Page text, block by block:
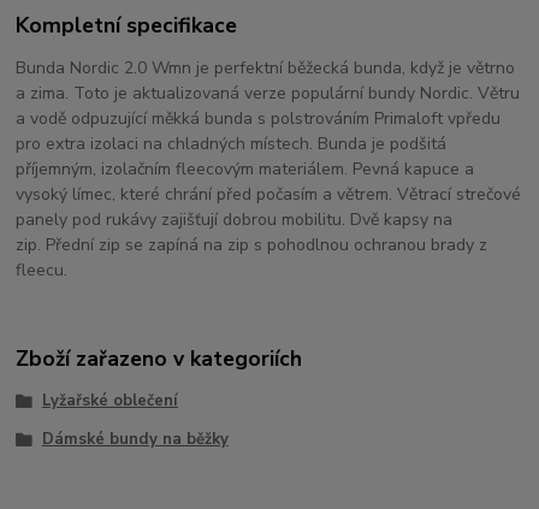
Kompletní specifikace
Bunda Nordic 2.0 Wmn je perfektní běžecká bunda, když je větrno
a zima. Toto je aktualizovaná verze populární bundy Nordic.Větru
a vodě odpuzující měkká bunda s polstrováním Primaloft vpředu
pro extra izolaci na chladných místech. Bunda je podšitá
příjemným, izolačním fleecovým materiálem. Pevná kapuce a
vysoký límec, které chrání před počasím a větrem.Větrací strečové
panely pod rukávy zajišťují dobrou mobilitu. Dvě kapsy na
zip. Přední zip se zapíná na zip s pohodlnou ochranou brady z
fleecu.
Zboží zařazeno v kategoriích
Lyžařské oblečení
Dámské bundy na běžky